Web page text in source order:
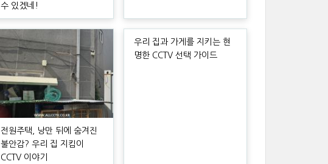
수 있겠네!
전원주택, 낭만 뒤에 숨겨진
불안감? 우리 집 지킴이
CCTV 이야기
우리 집과 가게를 지키는 현
명한 CCTV 선택 가이드